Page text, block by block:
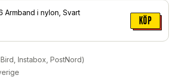
Armband i nylon, Svart
KÖP
Instabox, PostNord)